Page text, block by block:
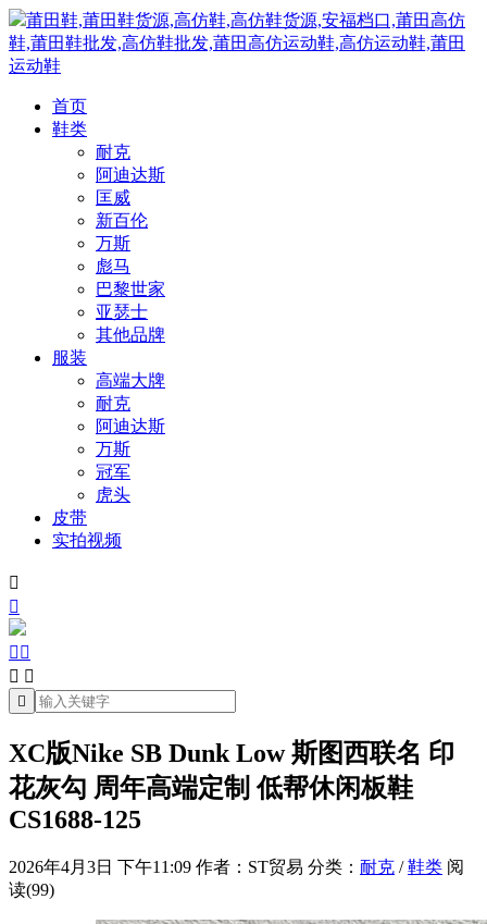
莆田鞋,莆田鞋货源,高仿鞋,高仿鞋货源,安福档口,莆田高仿
鞋,莆田鞋批发,高仿鞋批发,莆田高仿运动鞋,高仿运动鞋,莆田
运动鞋
首页
鞋类
耐克
阿迪达斯
匡威
新百伦
万斯
彪马
巴黎世家
亚瑟士
其他品牌
服装
高端大牌
耐克
阿迪达斯
万斯
冠军
虎头
皮带
实拍视频


 
 

XC版Nike SB Dunk Low 斯图西联名 印
花灰勾 周年高端定制 低帮休闲板鞋
CS1688-125
2026年4月3日 下午11:09 作者：ST贸易 分类： 耐克 /鞋类 阅
读(99)